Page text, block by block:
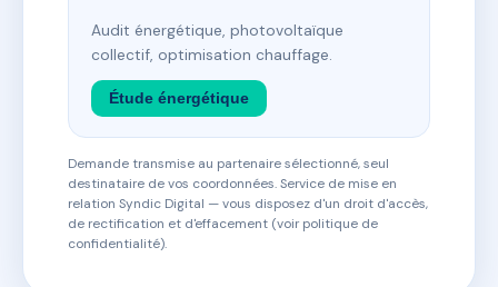
Audit énergétique, photovoltaïque
collectif, optimisation chauffage.
Étude énergétique
Demande transmise au partenaire sélectionné, seul
destinataire de vos coordonnées. Service de mise en
relation Syndic Digital — vous disposez d'un droit d'accès,
de rectification et d'effacement (voir politique de
confidentialité).